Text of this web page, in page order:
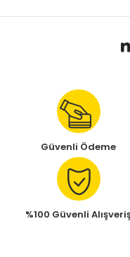
Güvenli Ödeme
%100 Güvenli